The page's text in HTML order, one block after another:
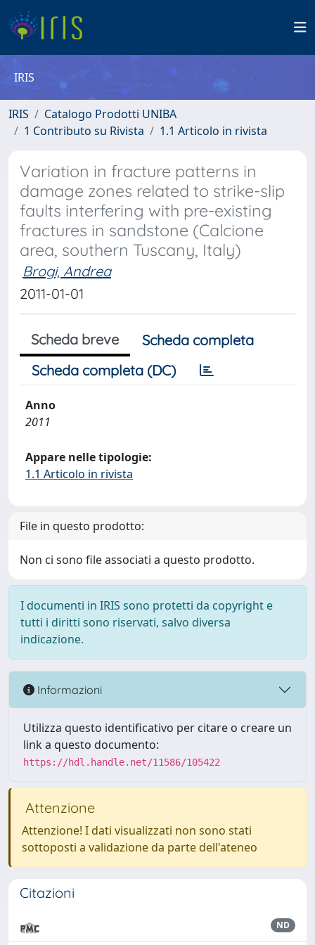
IRIS
IRIS
Catalogo Prodotti UNIBA
1 Contributo su Rivista
1.1 Articolo in rivista
Variation in fracture patterns in
damage zones related to strike-slip
faults interfering with pre-existing
fractures in sandstone (Calcione
area, southern Tuscany, Italy)
Brogi, Andrea
2011-01-01
Scheda breve
Scheda completa
Scheda completa (DC)
Anno
2011
Appare nelle tipologie:
1.1 Articolo in rivista
File in questo prodotto:
Non ci sono file associati a questo prodotto.
I documenti in IRIS sono protetti da copyright e
tutti i diritti sono riservati, salvo diversa
indicazione.
Informazioni
Utilizza questo identificativo per citare o creare un
link a questo documento:
https://hdl.handle.net/11586/105422
Attenzione
Attenzione! I dati visualizzati non sono stati
sottoposti a validazione da parte dell'ateneo
Citazioni
ND